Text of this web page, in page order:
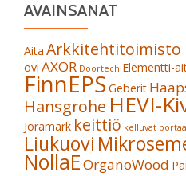
AVAINSANAT
Aita Arkkitehtitoimisto
ovi AXOR Doortech Elementti-
FinnEPS Geberit
Hansgrohe HEVI-
Joramark keittiö kelluvat
Liukuovi
NollaEOrganoWood